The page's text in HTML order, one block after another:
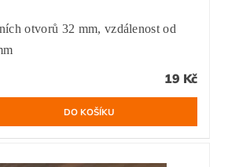
otvorů 32 mm, vzdálenost od
19 Kč